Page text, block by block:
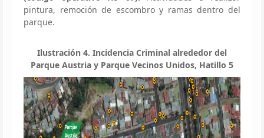
pintura, remoción de escombro y ramas dentro del
parque.
Ilustración 4. Incidencia Criminal alrededor del
Parque Austria y Parque Vecinos Unidos, Hatillo 5